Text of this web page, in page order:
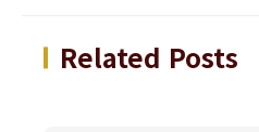
Related Posts